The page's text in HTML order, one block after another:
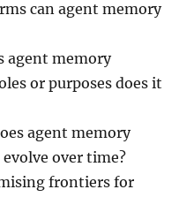
can agent memory
agent memory
or purposes does it
agent memory
over time?
frontiers for